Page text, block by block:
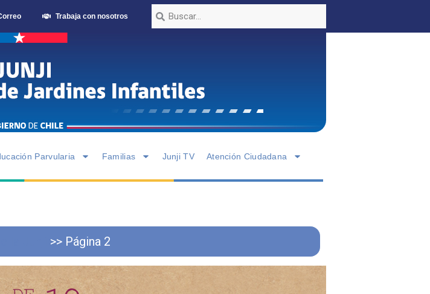
Trabaja con nosotros
Parvularia Familias Junji TV Atención Ciudadana
>> Página 2